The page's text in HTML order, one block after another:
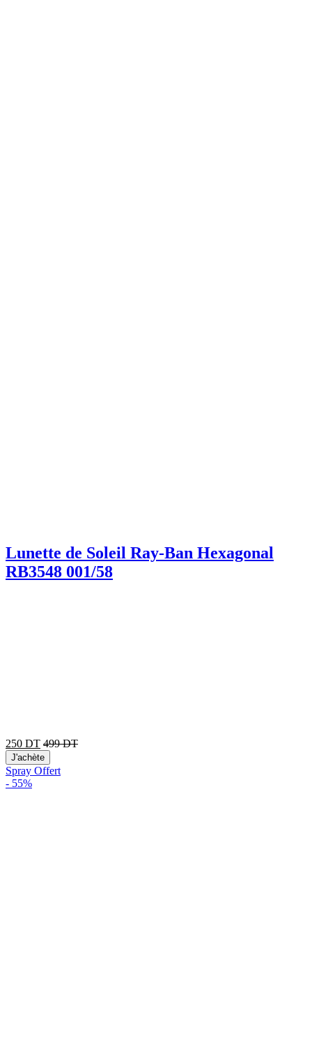
Lunette de Soleil Ray-Ban Hexagonal
RB3548 001/58
250 DT 499DT
J'achète
Spray Offert
- 55%